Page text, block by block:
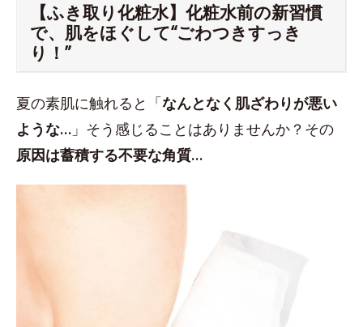
【ふき取り化粧水】化粧水前の新習慣
で、肌をほぐして“ごわつきすっき
り！”
夏の素肌に触れると「なんとなく肌ざわりが悪い
ような… 」そう感じることはありませんか？その
原因は蓄積する不要な角質…